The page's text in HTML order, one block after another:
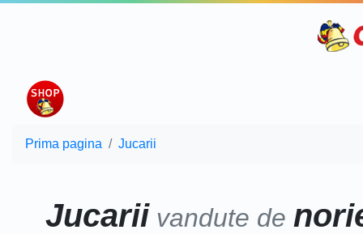
Prima pagina Jucarii
Jucarii vandute de